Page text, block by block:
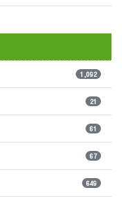
1,092
21
61
67
649